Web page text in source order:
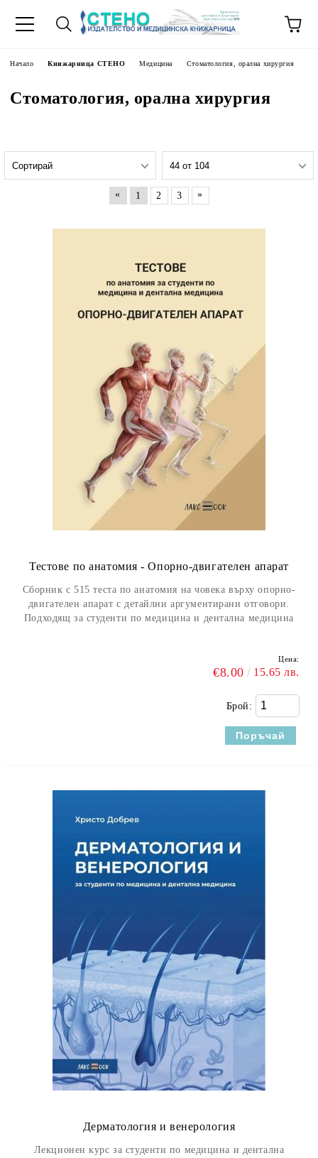
Начало Книжарница СТЕНО Медицина Стоматология, орална хирургия
Стоматология, орална хирургия
« 1 2 3 »
Тестове по анатомия - Опорно-двигателен апарат
Сборник с 515 теста по анатомия на човека върху опорно-
двигателен апарат с детайлни аргументирани отговори.
Подходящ за студенти по медицина и дентална медицина
Цена:
€8.00 15.65 лв.
Брой:
Дерматология и венерология
Лекционен курс за студенти по медицина и дентална